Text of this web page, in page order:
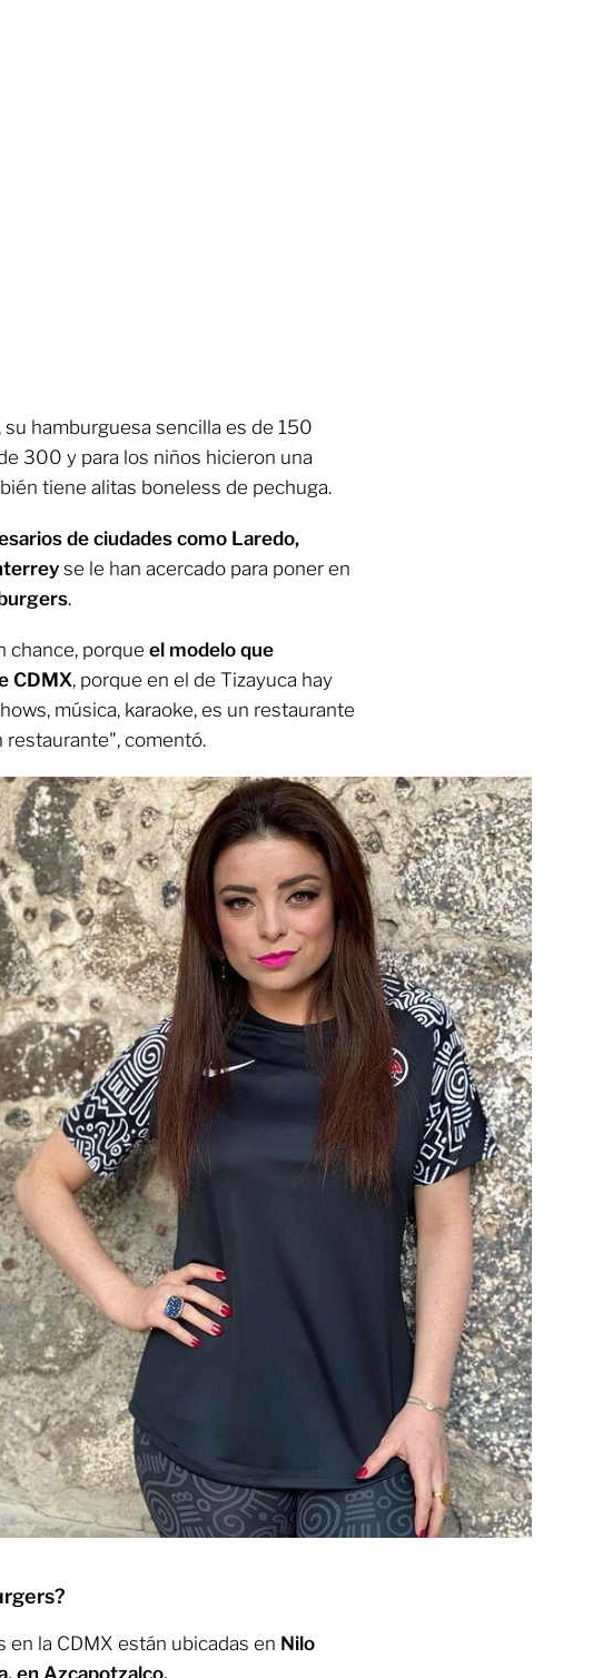
su hamburguesa sencilla es de 150
300 y para los niños hicieron una
tiene alitas boneless de pechuga.
de ciudades como Laredo,
se le han acercado para poner en
.
chance, porque el modelo que
CDMX, porque en el de Tizayuca hay
música, karaoke, es un restaurante
restaurante", comentó.
la CDMX están ubicadas en Nilo
en Azcapotzalco.